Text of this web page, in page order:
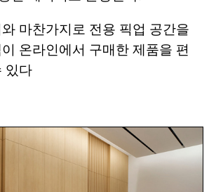
마찬가지로 전용 픽업 공간을
온라인에서 구매한 제품을 편
있다